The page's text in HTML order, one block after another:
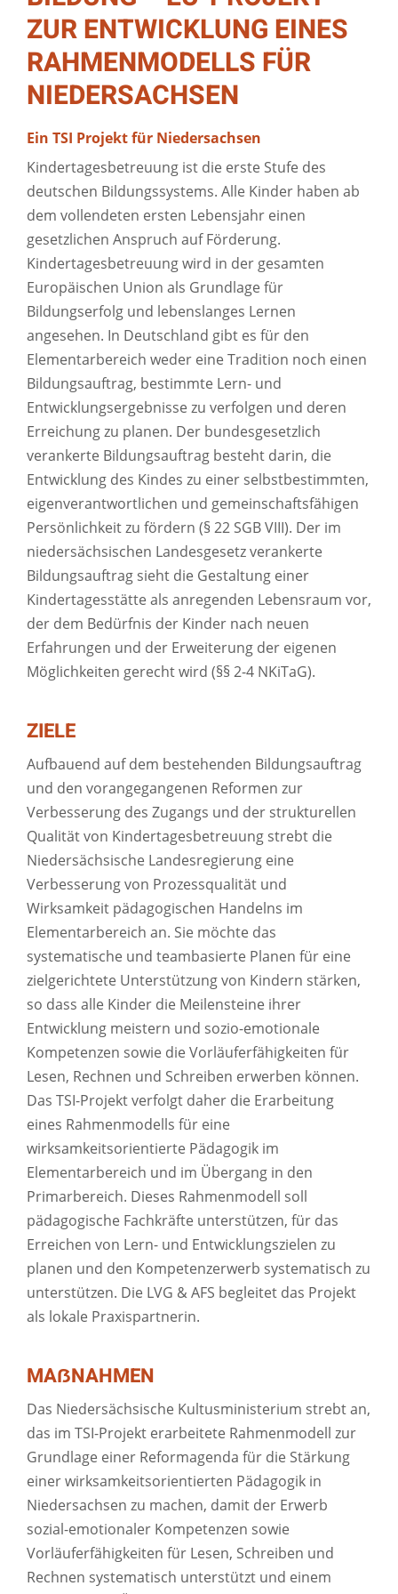
ZUR ENTWICKLUNG EINES
RAHMENMODELLS FÜR
NIEDERSACHSEN
Ein TSI Projekt für Niedersachsen
Kindertagesbetreuung ist die erste Stufe des
deutschen Bildungssystems. Alle Kinder haben ab
dem vollendeten ersten Lebensjahr einen
gesetzlichen Anspruch auf Förderung.
Kindertagesbetreuung wird in der gesamten
Europäischen Union als Grundlage für
Bildungserfolg und lebenslanges Lernen
angesehen. In Deutschland gibt es für den
Elementarbereich weder eine Tradition noch einen
Bildungsauftrag, bestimmte Lern- und
Entwicklungsergebnisse zu verfolgen und deren
Erreichung zu planen. Der bundesgesetzlich
verankerte Bildungsauftrag besteht darin, die
Entwicklung des Kindes zu einer selbstbestimmten,
eigenverantwortlichen und gemeinschaftsfähigen
Persönlichkeit zu fördern (§ 22 SGB VIII). Der im
niedersächsischen Landesgesetz verankerte
Bildungsauftrag sieht die Gestaltung einer
Kindertagesstätte als anregenden Lebensraum vor,
der dem Bedürfnis der Kinder nach neuen
Erfahrungen und der Erweiterung der eigenen
Möglichkeiten gerecht wird (§§ 2-4 NKiTaG).
ZIELE
Aufbauend auf dem bestehenden Bildungsauftrag
und den vorangegangenen Reformen zur
Verbesserung des Zugangs und der strukturellen
Qualität von Kindertagesbetreuung strebt die
Niedersächsische Landesregierung eine
Verbesserung von Prozessqualität und
Wirksamkeit pädagogischen Handelns im
Elementarbereich an. Sie möchte das
systematische und teambasierte Planen für eine
zielgerichtete Unterstützung von Kindern stärken,
so dass alle Kinder die Meilensteine ihrer
Entwicklung meistern und sozio-emotionale
Kompetenzen sowie die Vorläuferfähigkeiten für
Lesen, Rechnen und Schreiben erwerben können.
Das TSI-Projekt verfolgt daher die Erarbeitung
eines Rahmenmodells für eine
wirksamkeitsorientierte Pädagogik im
Elementarbereich und im Übergang in den
Primarbereich. Dieses Rahmenmodell soll
pädagogische Fachkräfte unterstützen, für das
Erreichen von Lern- und Entwicklungszielen zu
planen und den Kompetenzerwerb systematisch zu
unterstützen. Die LVG & AFS begleitet das Projekt
als lokale Praxispartnerin.
MAẞNAHMEN
Das Niedersächsische Kultusministerium strebt an,
das im TSI-Projekt erarbeitete Rahmenmodell zur
Grundlage einer Reformagenda für die Stärkung
einer wirksamkeitsorientierten Pädagogik in
Niedersachsen zu machen, damit der Erwerb
sozial-emotionaler Kompetenzen sowie
Vorläuferfähigkeiten für Lesen, Schreiben und
Rechnen systematisch unterstützt und einem